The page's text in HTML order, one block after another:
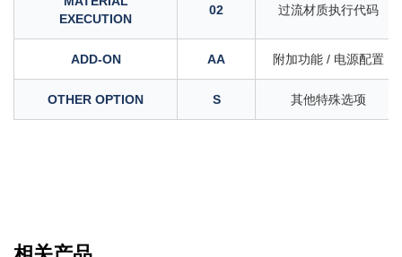
EXECUTION
02 过流材质执行代码
ADD-ON AA 附加功能 / 电源配置
OTHER OPTION S 其他特殊选项